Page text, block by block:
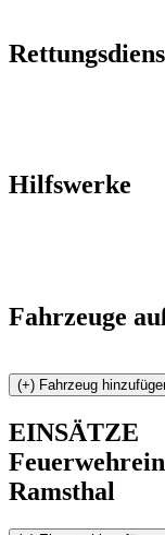
Hilfswerke
Fahrzeuge
EINSÄTZE
Ramsthal